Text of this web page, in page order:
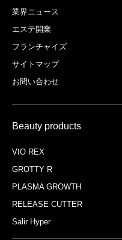
業界ニュース
エステ開業
フランチャイズ
サイトマップ
お問い合わせ
Beauty products
VIO REX
GROTTY R
PLASMA GROWTH
RELEASE CUTTER
Salir Hyper